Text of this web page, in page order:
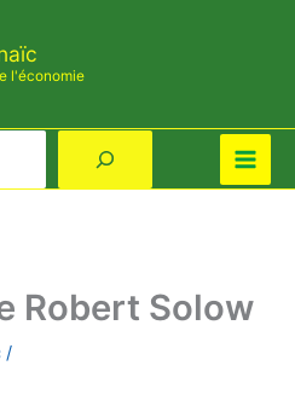
l'économie
Robert Solow
/